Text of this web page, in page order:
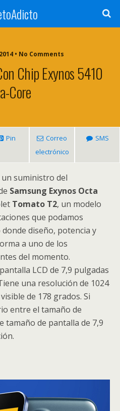
• No Comments
Chip Exynos 5410
Core
Pin
Correo
electrónico
SMS
suministro del
Samsung Exynos Octa
Tomato T2, un modelo
que podamos
diseño, potencia y
a uno de los
del momento.
LCD de 7,9 pulgadas
una resolución de 1024
de 178 grados. Si
entre el tamaño de
tamaño de pantalla de 7,9